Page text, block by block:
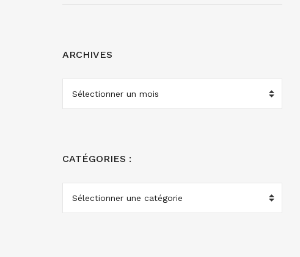
ARCHIVES
ARCHIVES
CATÉGORIES :
CATÉGORIES